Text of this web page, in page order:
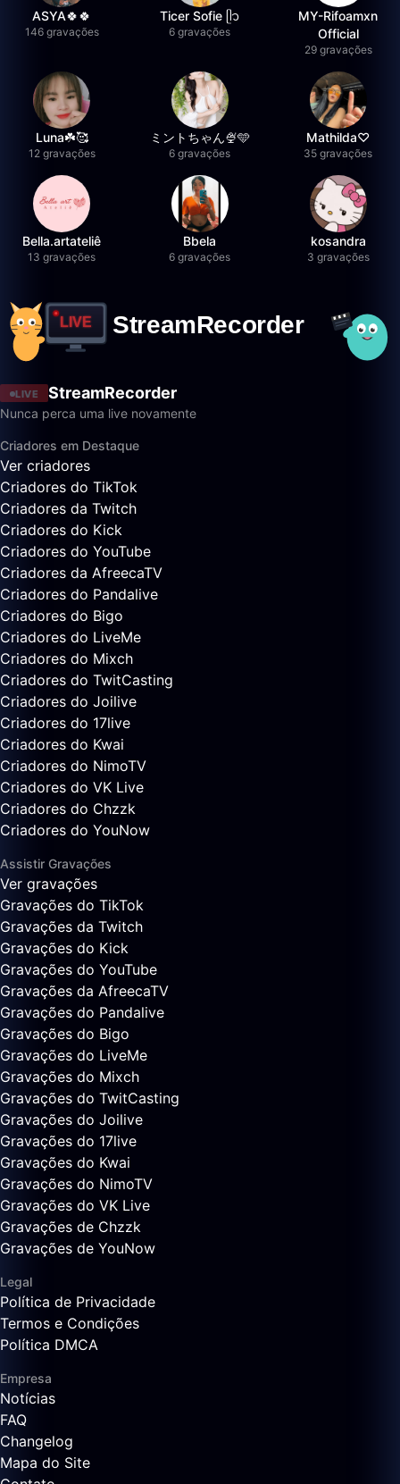
ASYA🍀🍀
146 gravações
Ticer Sofie ᥫ᭡
6 gravações
MY-Rifoamxn
Official
29 gravações
Luna☘️🥰
12 gravações
ミントちゃん🍨🩵
6 gravações
Mathilda♡︎
35 gravações
Bella.artateliê
13 gravações
Bbela
6 gravações
kosandra
3 gravações
LIVE StreamRecorder
Nunca perca uma live novamente
Criadores em Destaque
Ver criadores
Criadores do TikTok
Criadores da Twitch
Criadores do Kick
Criadores do YouTube
Criadores da AfreecaTV
Criadores do Pandalive
Criadores do Bigo
Criadores do LiveMe
Criadores do Mixch
Criadores do TwitCasting
Criadores do Joilive
Criadores do 17live
Criadores do Kwai
Criadores do NimoTV
Criadores do VK Live
Criadores do Chzzk
Criadores do YouNow
Assistir Gravações
Ver gravações
Gravações do TikTok
Gravações da Twitch
Gravações do Kick
Gravações do YouTube
Gravações da AfreecaTV
Gravações do Pandalive
Gravações do Bigo
Gravações do LiveMe
Gravações do Mixch
Gravações do TwitCasting
Gravações do Joilive
Gravações do 17live
Gravações do Kwai
Gravações do NimoTV
Gravações do VK Live
Gravações de Chzzk
Gravações de YouNow
Legal
Política de Privacidade
Termos e Condições
Política DMCA
Empresa
Notícias
FAQ
Changelog
Mapa do Site